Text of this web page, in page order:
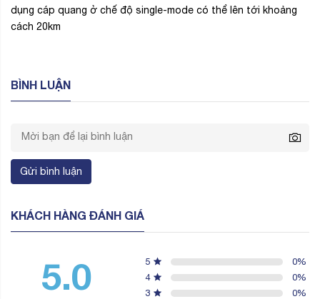
dụng cáp quang ở chế độ single-mode có thể lên tới khoảng
cách 20km
BÌNH LUẬN
Gửi bình luận
KHÁCH HÀNG ĐÁNH GIÁ
5.0 5 0%
4
0%
3
0%